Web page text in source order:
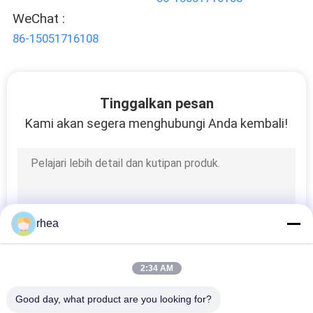
WeChat :
86-15051716108
Tinggalkan pesan
Kami akan segera menghubungi Anda kembali!
rhea
2:34 AM
Good day, what product are you looking for?